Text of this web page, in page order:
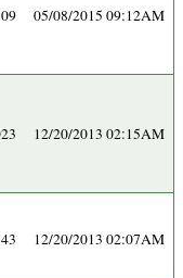
05/08/2015 09:12AM
12/20/2013 02:15AM
12/20/2013 02:07AM